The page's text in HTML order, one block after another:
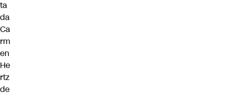
ta
da
Ca
rm
en
He
rtz
de